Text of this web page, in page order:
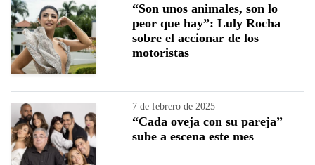
“Son unos animales, son lo
peor que hay”: Luly Rocha
sobre el accionar de los
motoristas
7 de febrero de 2025
“Cada oveja con su pareja”
sube a escena este mes